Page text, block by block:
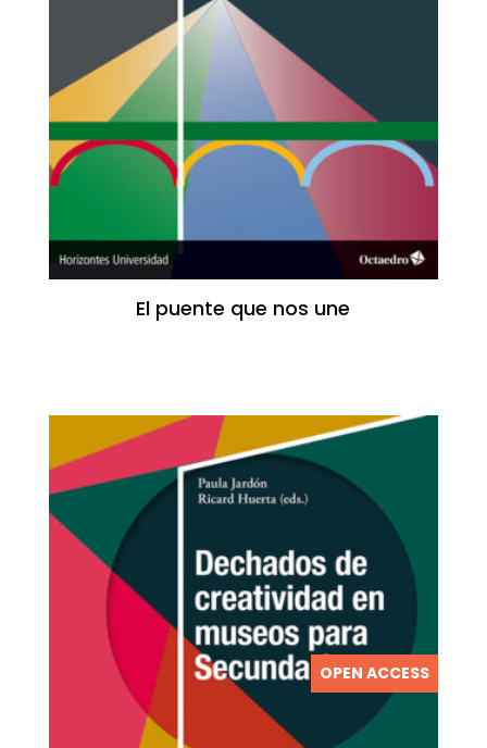
El puente que nos une
OPEN ACCESS